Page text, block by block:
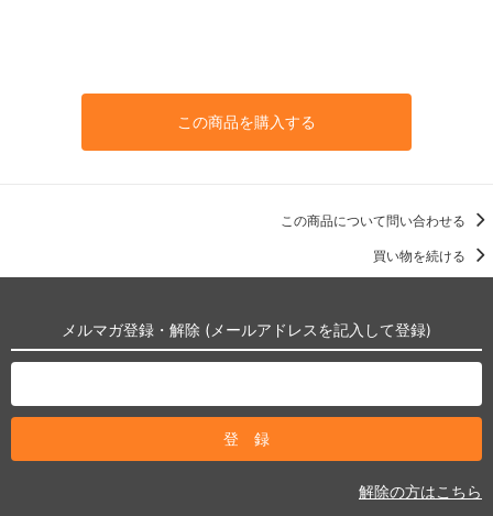
この商品を購入する
この商品について問い合わせる
買い物を続ける
メルマガ登録・解除 (メールアドレスを記入して登録)
解除の方はこちら